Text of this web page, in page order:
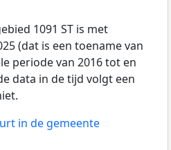
1091 ST is met
(dat is een toename van
periode van 2016 tot en
data in de tijd volgt een
in de gemeente